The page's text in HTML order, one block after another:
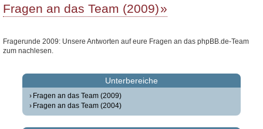
Fragen an das Team (2009)
Fragerunde 2009: Unsere Antworten auf eure Fragen an das phpBB.de-Team
zum nachlesen.
Unterbereiche
Fragen an das Team (2009)
Fragen an das Team (2004)